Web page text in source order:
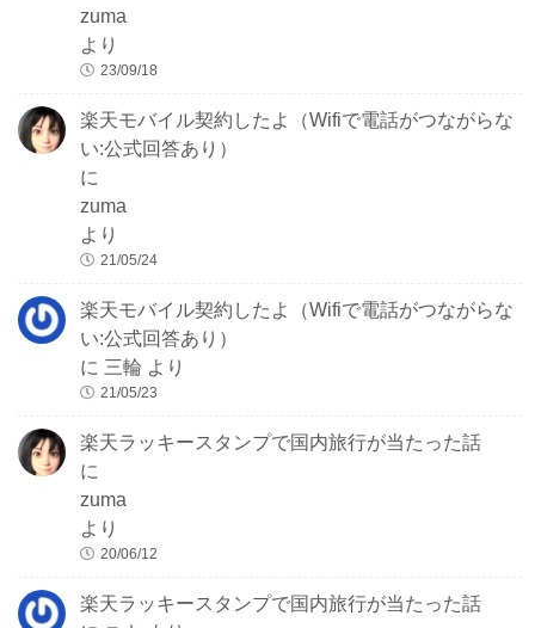
zuma
より
23/09/18
楽天モバイル契約したよ（Wifiで電話がつながらな
い:公式回答あり）
に
zuma
より
21/05/24
楽天モバイル契約したよ（Wifiで電話がつながらな
い:公式回答あり）
に三輪 より
21/05/23
楽天ラッキースタンプで国内旅行が当たった話
に
zuma
より
20/06/12
楽天ラッキースタンプで国内旅行が当たった話